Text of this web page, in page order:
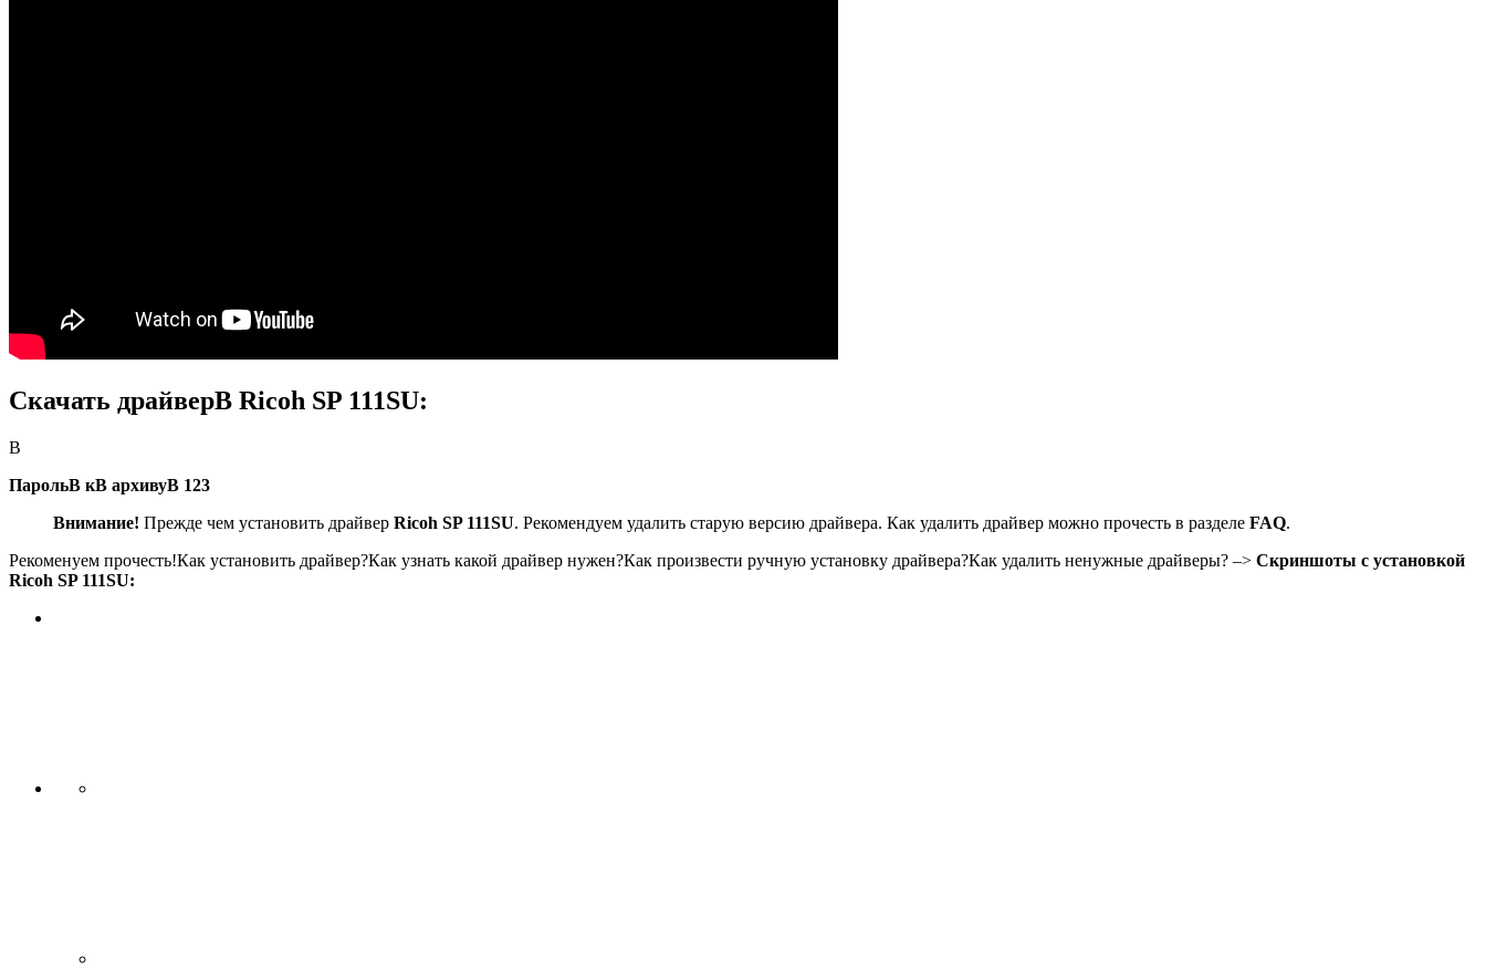
Скачать драйверВ Ricoh SP 111SU:
В
ПарольВ кВ архивуВ 123
Внимание! Прежде чем установить драйвер Ricoh SP 111SU. Рекомендуем удалить старую версию драйвера. Как удалить драйвер можно прочесть в разделе FAQ.
Рекоменуем прочесть!Как установить драйвер?Как узнать какой драйвер нужен?Как произвести ручную установку драйвера?Как удалить ненужные драйверы? –> Скриншоты с установкой
Ricoh SP 111SU: